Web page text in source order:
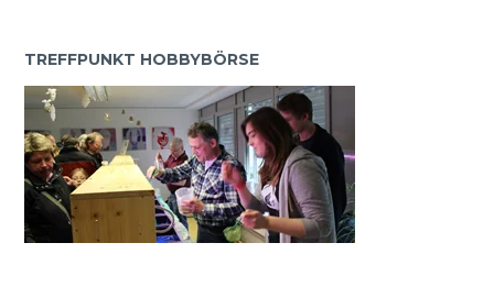
TREFFPUNKT HOBBYBÖRSE